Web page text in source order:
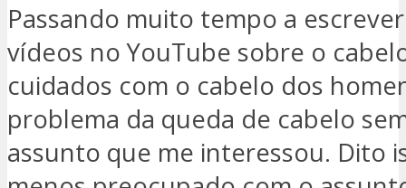
Passando muito tempo a
vídeos no YouTube sobre o
cuidados com o cabelo dos
problema da queda de cabelo
assunto que me interessou. Dito